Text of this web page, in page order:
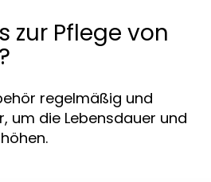
zur Pflege von
regelmäßig und
um die Lebensdauer und